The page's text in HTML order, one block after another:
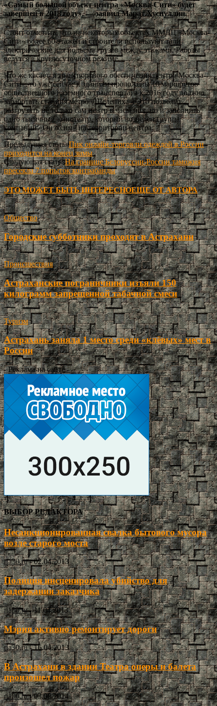
«Самый большой объект центра «Москва-Сити» будет
завершен в 2018 году», — заявил Марат Хуснуллин.
Стоит отметить, что на некоторых объектах ММДЦ «Москва-
Сити» более 60 этажей и строители используют тали
электрические для подъема грузов между этажами. Работы
ведутся в круглосуточном режиме.
Что же касается транспортного обеспечения центр «Москва-
Сити», то уже сейчас к зданиям проложены 10 маршрутов
общественного наземного транспорта, а к 2016 году должна
заработать станция метро «Шелепиха». Это позволит
разгрузить не только сам центр в часы пик, но и заполнить
одно тысячный кинотеатр, который возведен группа
компаний «Онэксим» на территории центра.
Предыдущая статьяПик онлайн-торговли одеждой в России
приходится на конец зимы
Следующая статьяНа границе Белоруссии-России таможня
пресекла 7 попыток контрабанды
ЭТО МОЖЕТ БЫТЬ ИНТЕРЕСНОЕЩЕ ОТ АВТОРА
Общество
Городские субботники проходят в Астрахани
Происшествия
Астраханские пограничники изъяли 150
килограмм запрещенной табачной смеси
Туризм
Астрахань заняла 1 место среди «клёвых» мест в
России
- Реклама на сайте -
ВЫБОР РЕДАКТОРА
Несанкционированная свалка бытового мусора
возле старого моста
ria30.ru - 02.04.2013
Полиция инсценировала убийство для
задержания заказчика
ria30.ru - 11.04.2013
Мэрия активно ремонтирует дороги
ria30.ru - 16.04.2013
В Астрахани в здании Театра оперы и балета
произошел пожар
ria30.ru - 03.08.2014